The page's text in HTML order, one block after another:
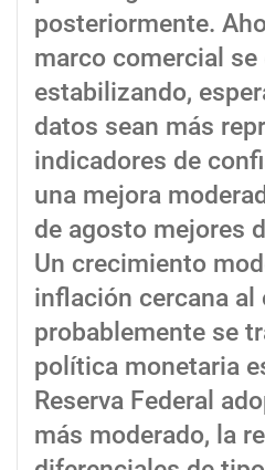
posteriormente.
marco comercial se
estabilizando,
datos sean más
indicadores de
una mejora
de agosto mejores
Un crecimiento
inflación cercana al
probablemente se
política monetaria
Reserva Federal
más moderado, la